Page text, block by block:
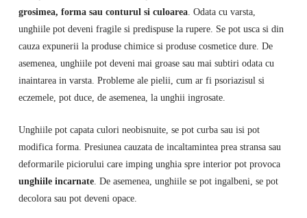
grosimea, forma sau conturul si culoarea. Odata cu varsta,
unghiile pot deveni fragile si predispuse la rupere. Se pot usca si din
cauza expunerii la produse chimice si produse cosmetice dure. De
asemenea, unghiile pot deveni mai groase sau mai subtiri odata cu
inaintarea in varsta. Probleme ale pielii, cum ar fi psoriazisul si
eczemele, pot duce, de asemenea, la unghii ingrosate.
Unghiile pot capata culori neobisnuite, se pot curba sau isi pot
modifica forma. Presiunea cauzata de incaltamintea prea stransa sau
deformarile piciorului care imping unghia spre interior pot provoca
unghiile incarnate. De asemenea, unghiile se pot ingalbeni, se pot
decolora sau pot deveni opace.